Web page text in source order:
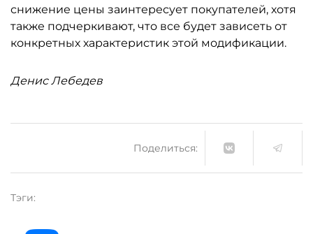
снижение цены заинтересует покупателей, хотя
также подчеркивают, что все будет зависеть от
конкретных характеристик этой модификации.
Денис Лебедев
Поделиться:
Тэги: